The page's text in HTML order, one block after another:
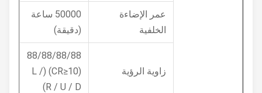
عمر الإضاءة
الخلفية
50000 ساعة
(دقيقة)
زاوية الرؤية
88/88/88/88
(CR≥10) (L /
R / U / D)